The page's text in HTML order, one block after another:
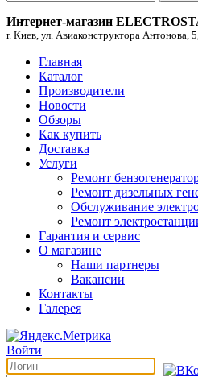
Интернет-магазин
г. Киев, ул. Авиаконструктора Антонова,
Главная
Каталог
Производители
Новости
Обзоры
Как купить
Доставка
Услуги
Ремонт
Ремонт дизельных
Обслуживание
Ремонт
Гарантия и сервис
О магазине
Наши партнеры
Вакансии
Контакты
Галерея
Войти